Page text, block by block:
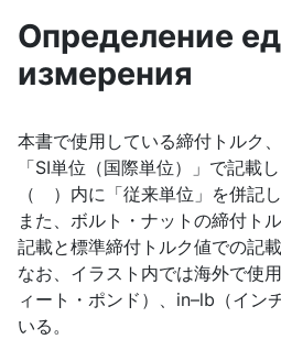
Определение
измерения
本書で使用している締付トルク
「SI単位（国際単位）」で記
（ ）内に「従来単位」を併記し
また、ボルト・ナットの締付ト
記載と標準締付トルク値での記載
なお、イラスト内では海外で使
ィート・ポンド）、in–lb（イン
いる。